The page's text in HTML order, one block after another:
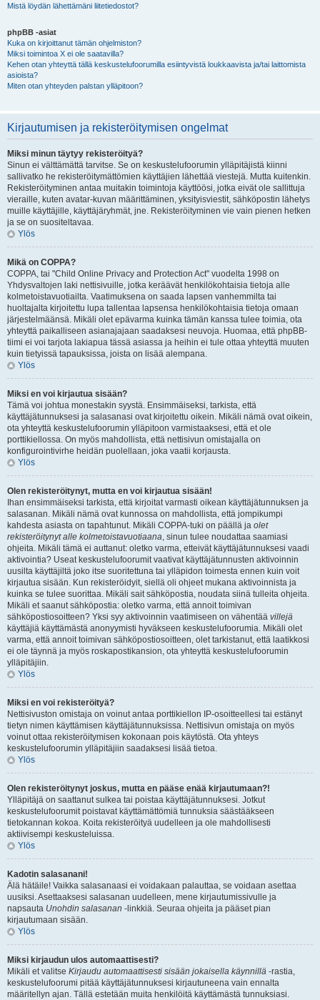
Mistä löydän lähettämäni liitetiedostot?
phpBB -asiat
Kuka on kirjoittanut tämän ohjelmiston?
Miksi toimintoa X ei ole saatavilla?
Kehen otan yhteyttä tällä keskustelufoorumilla esiintyvistä loukkaavista ja/tai laittomista
asioista?
Miten otan yhteyden palstan ylläpitoon?
Kirjautumisen ja rekisteröitymisen ongelmat
Miksi minun täytyy rekisteröityä?
Sinun ei välttämättä tarvitse. Se on keskustelufoorumin ylläpitäjistä kiinni
sallivatko he rekisteröitymättömien käyttäjien lähettää viestejä. Mutta kuitenkin.
Rekisteröityminen antaa muitakin toimintoja käyttöösi, jotka eivät ole sallittuja
vieraille, kuten avatar-kuvan määrittäminen, yksityisviestit, sähköpostin lähetys
muille käyttäjille, käyttäjäryhmät, jne. Rekisteröityminen vie vain pienen hetken
ja se on suositeltavaa.
Ylös
Mikä on COPPA?
COPPA, tai "Child Online Privacy and Protection Act" vuodelta 1998 on
Yhdysvaltojen laki nettisivuille, jotka keräävät henkilökohtaisia tietoja alle
kolmetoistavuotiailta. Vaatimuksena on saada lapsen vanhemmilta tai
huoltajalta kirjoitettu lupa tallentaa lapsensa henkilökohtaisia tietoja omaan
järjestelmäänsä. Mikäli olet epävarma kuinka tämän kanssa tulee toimia, ota
yhteyttä paikalliseen asianajajaan saadaksesi neuvoja. Huomaa, että phpBB-
tiimi ei voi tarjota lakiapua tässä asiassa ja heihin ei tule ottaa yhteyttä muuten
kuin tietyissä tapauksissa, joista on lisää alempana.
Ylös
Miksi en voi kirjautua sisään?
Tämä voi johtua monestakin syystä. Ensimmäiseksi, tarkista, että
käyttäjätunnuksesi ja salasanasi ovat kirjoitettu oikein. Mikäli nämä ovat oikein,
ota yhteyttä keskustelufoorumin ylläpitoon varmistaaksesi, että et ole
porttikiellossa. On myös mahdollista, että nettisivun omistajalla on
konfigurointivirhe heidän puolellaan, joka vaatii korjausta.
Ylös
Olen rekisteröitynyt, mutta en voi kirjautua sisään!
Ihan ensimmäiseksi tarkista, että kirjoitat varmasti oikean käyttäjätunnuksen ja
salasanan. Mikäli nämä ovat kunnossa on mahdollista, että jompikumpi
kahdesta asiasta on tapahtunut. Mikäli COPPA-tuki on päällä ja olet
rekisteröitynyt alle kolmetoistavuotiaana, sinun tulee noudattaa saamiasi
ohjeita. Mikäli tämä ei auttanut: oletko varma, etteivät käyttäjätunnuksesi vaadi
aktivointia? Useat keskustelufoorumit vaativat käyttäjätunnusten aktivoinnin
uusilta käyttäjiltä joko itse suoritettuna tai ylläpidon toimesta ennen kuin voit
kirjautua sisään. Kun rekisteröidyit, siellä oli ohjeet mukana aktivoinnista ja
kuinka se tulee suorittaa. Mikäli sait sähköpostia, noudata siinä tulleita ohjeita.
Mikäli et saanut sähköpostia: oletko varma, että annoit toimivan
sähköpostiosoitteen? Yksi syy aktivoinnin vaatimiseen on vähentää villejä
käyttäjiä käyttämästä anonyymisti hyväkseen keskustelufoorumia. Mikäli olet
varma, että annoit toimivan sähköpostiosoitteen, olet tarkistanut, että laatikkosi
ei ole täynnä ja myös roskapostikansion, ota yhteyttä keskustelufoorumin
ylläpitäjiin.
Ylös
Miksi en voi rekisteröityä?
Nettisivuston omistaja on voinut antaa porttikiellon IP-osoitteellesi tai estänyt
tietyn nimen käyttämisen käyttäjätunnuksissa. Nettisivun omistaja on myös
voinut ottaa rekisteröitymisen kokonaan pois käytöstä. Ota yhteys
keskustelufoorumin ylläpitäjiin saadaksesi lisää tietoa.
Ylös
Olen rekisteröitynyt joskus, mutta en pääse enää kirjautumaan?!
Ylläpitäjä on saattanut sulkea tai poistaa käyttäjätunnuksesi. Jotkut
keskustelufoorumit poistavat käyttämättömiä tunnuksia säästääkseen
tietokannan kokoa. Koita rekisteröityä uudelleen ja ole mahdollisesti
aktiivisempi keskusteluissa.
Ylös
Kadotin salasanani!
Älä hätäile! Vaikka salasanaasi ei voidakaan palauttaa, se voidaan asettaa
uusiksi. Asettaaksesi salasanan uudelleen, mene kirjautumissivulle ja
napsauta Unohdin salasanan -linkkiä. Seuraa ohjeita ja pääset pian
kirjautumaan sisään.
Ylös
Miksi kirjaudun ulos automaattisesti?
Mikäli et valitse Kirjaudu automaattisesti sisään jokaisella käynnillä -rastia,
keskustelufoorumi pitää käyttäjätunnuksesi kirjautuneena vain ennalta
määritellyn ajan. Tällä estetään muita henkilöitä käyttämästä tunnuksiasi.